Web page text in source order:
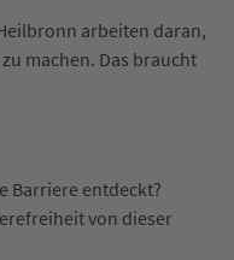
arbeiten daran,
machen. Das braucht
Barriere entdeckt?
von dieser